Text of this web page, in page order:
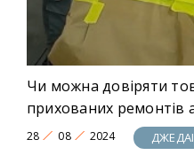
Чи можна довіряти
прихованих ремонтів
28 08 2024 ДЖЕДАІ